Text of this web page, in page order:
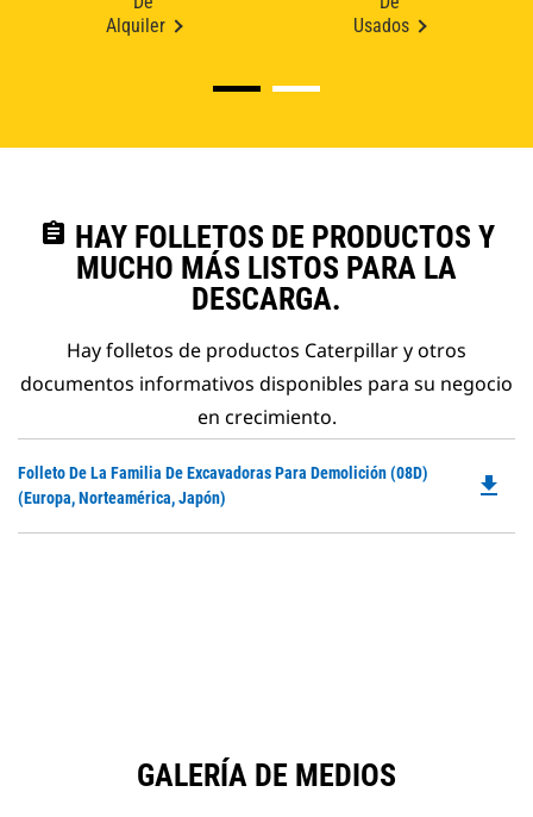
Alquiler
Usados
assignment HAY FOLLETOS DE PRODUCTOS Y
MUCHO MÁS LISTOS PARA LA
DESCARGA.
Hay folletos de productos Caterpillar y otros
documentos informativos disponibles para su negocio
en crecimiento.
Folleto De La Familia De Excavadoras Para Demolición (08D)
(Europa, Norteamérica, Japón)
file_download
GALERÍA DE MEDIOS